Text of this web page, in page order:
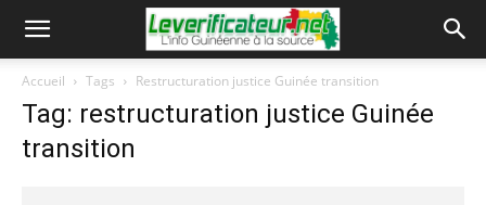
Accueil Tags Restructuration justice Guinée transition
Tag: restructuration justice Guinée
transition